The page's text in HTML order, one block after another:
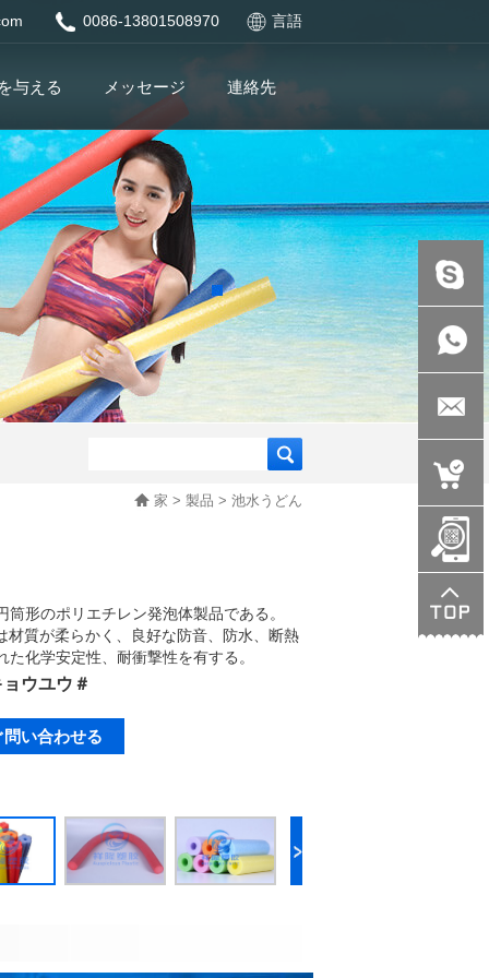
言語
0086-13801508970
与える メッセージ 連絡先
家 > 製品 > 池水うどん
筒形のポリエチレン発泡体製品である。
材質が柔らかく、良好な防音、防水、断熱
た化学安定性、耐衝撃性を有する。
ウユウ＃
問い合わせる
現場：d
8845 e 5
ac 34 e
7473
+86-